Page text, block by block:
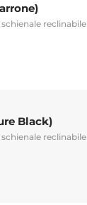
reclinabile
Black)
reclinabile